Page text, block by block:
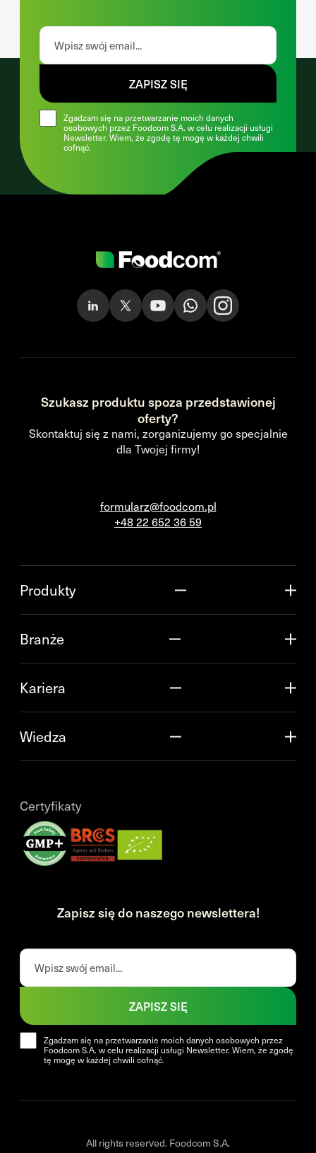
Zgadzam się na przetwarzanie moich danych
osobowych przez Foodcom S.A. w celu realizacji usługi
Newsletter. Wiem, że zgodę tę mogę w każdej chwili
cofnąć.
ZAPISZ SIĘ
Szukasz produktu spoza przedstawionej
oferty?
Skontaktuj się z nami, zorganizujemy go specjalnie
dla Twojej firmy!
formularz@foodcom.pl
+48 22 652 36 59
Produkty
Branże
Kariera
Wiedza
Certyfikaty
Zapisz się do naszego newslettera!
Zgadzam się na przetwarzanie moich danych osobowych przez
Foodcom S.A. w celu realizacji usługi Newsletter. Wiem, że zgodę
tę mogę w każdej chwili cofnąć.
ZAPISZ SIĘ
All rights reserved. Foodcom S.A.